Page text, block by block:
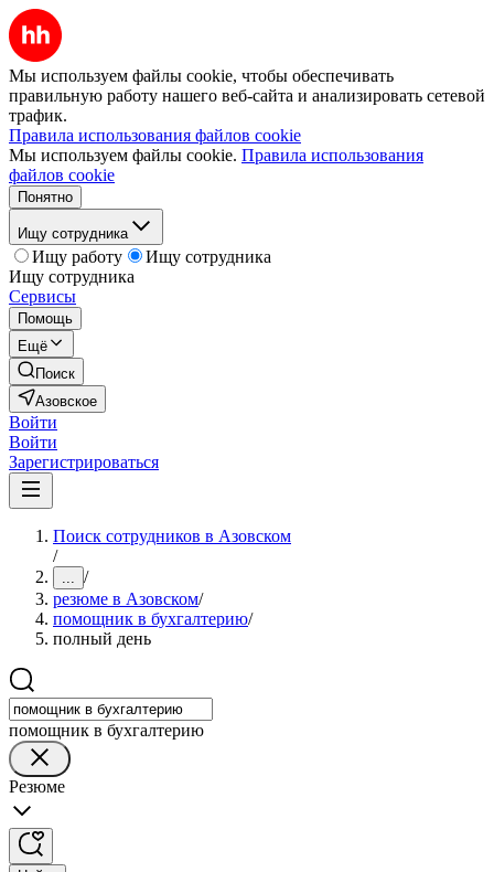
Мы используем файлы cookie, чтобы обеспечивать
правильную работу нашего веб-сайта и анализировать сетевой
трафик.
Правила использования файлов cookie
Мы используем файлы cookie. Правила использования
файлов cookie
Понятно
Ищу сотрудника
Ищу работу
Ищу сотрудника
Ищу сотрудника
Сервисы
Помощь
Ещё
Поиск
Азовское
Войти
Войти
Зарегистрироваться
Поиск сотрудников в Азовском
/
... /
резюме в Азовском/
помощник в бухгалтерию/
полный день
помощник в бухгалтерию
Резюме